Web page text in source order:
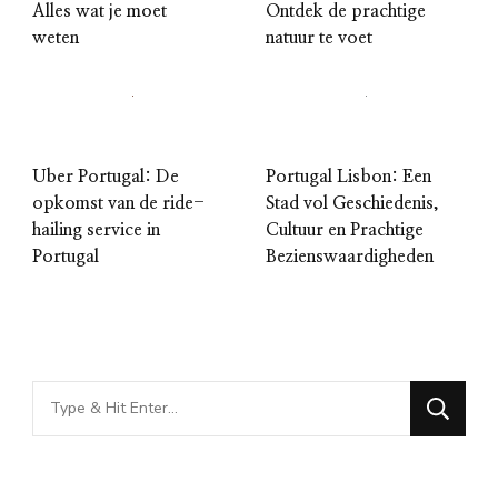
Alles wat je moet
weten
Ontdek de prachtige
natuur te voet
Uber Portugal: De
opkomst van de ride-
hailing service in
Portugal
Portugal Lisbon: Een
Stad vol Geschiedenis,
Cultuur en Prachtige
Bezienswaardigheden
Looking
for